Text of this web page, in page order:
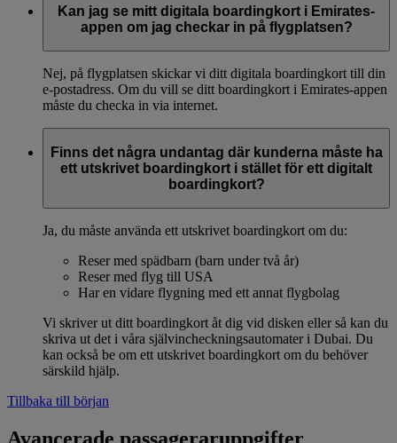
Kan jag se mitt digitala boardingkort i Emirates-
appen om jag checkar in på flygplatsen?
Nej, på flygplatsen skickar vi ditt digitala boardingkort till din
e-postadress. Om du vill se ditt boardingkort i Emirates-appen
måste du checka in via internet.
Finns det några undantag där kunderna måste ha
ett utskrivet boardingkort i stället för ett digitalt
boardingkort?
Ja, du måste använda ett utskrivet boardingkort om du:
Reser med spädbarn (barn under två år)
Reser med flyg till USA
Har en vidare flygning med ett annat flygbolag
Vi skriver ut ditt boardingkort åt dig vid disken eller så kan du
skriva ut det i våra självincheckningsautomater i Dubai. Du
kan också be om ett utskrivet boardingkort om du behöver
särskild hjälp.
Tillbaka till början